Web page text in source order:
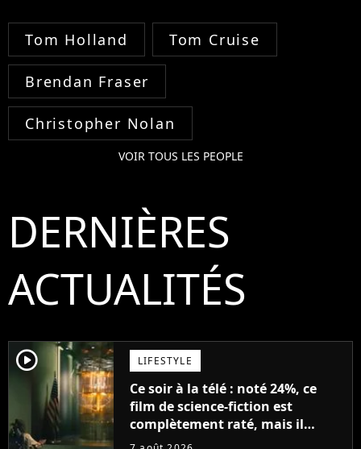
Tom Holland Tom Cruise
Brendan Fraser
Christopher Nolan
VOIR TOUS LES PEOPLE
DERNIÈRES
ACTUALITÉS
player2 LIFESTYLE
Ce soir à la télé : noté 24%, ce
film de science-fiction est
complètement raté, mais il
aurait pu être encore pire à